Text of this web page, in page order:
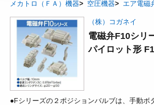
メカトロ（ＦＡ）機器 空圧機器 エア電磁
（株）コガネイ
電磁弁F10シリ
パイロット形
●Fシリーズの２ポジションバルブは、手動ボ